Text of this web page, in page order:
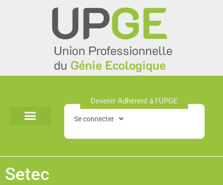
Devenir Adhérent à l'UPGE​
Se connecter
Setec